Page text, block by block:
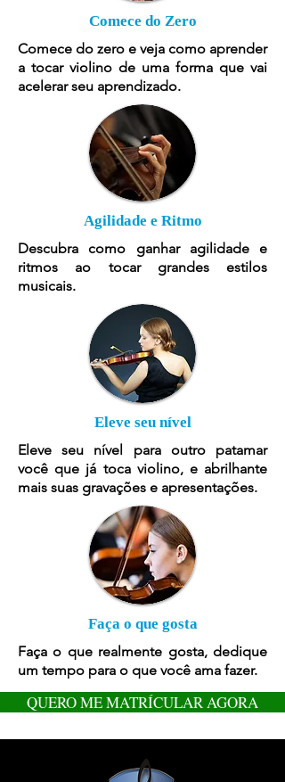
Comece do Zero
Comece do zero e veja como aprender
a tocar violino de uma forma que vai
acelerar seu aprendizado.
Agilidade e Ritmo
Descubra como ganhar agilidade e
ritmos ao tocar grandes estilos
musicais.
Eleve seu nível
Eleve seu nível para outro patamar
você que já toca violino, e abrilhante
mais suas gravações e apresentações.
Faça o que gosta
Faça o que realmente gosta, dedique
um tempo para o que você ama fazer.
QUERO ME MATRÍCULAR AGORA